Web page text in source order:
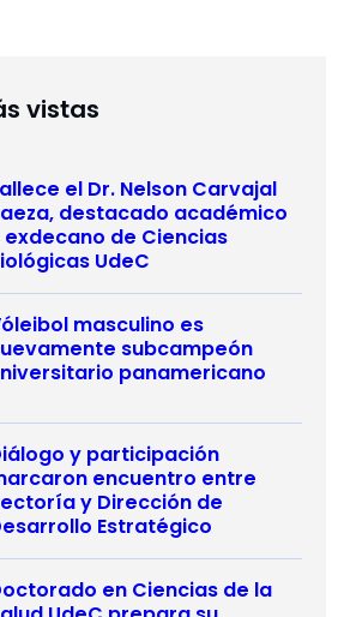
vistas
el Dr. Nelson Carvajal
destacado académico
exdecano de Ciencias
UdeC
masculino es
subcampeón
panamericano
y participación
encuentro entre
y Dirección de
Estratégico
en Ciencias de la